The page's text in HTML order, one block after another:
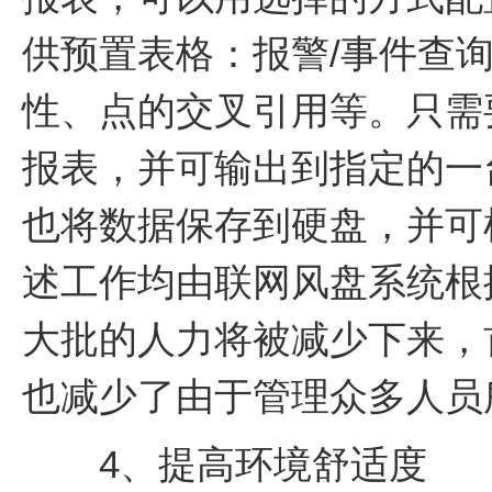
供预置表格：报警/事件查
性、点的交叉引用等。只
报表，并可输出到指定的
也将数据保存到硬盘，并
述工作均由联网风盘系统
大批的人力将被减少下来
也减少了由于管理众多人
4、提高环境舒适度